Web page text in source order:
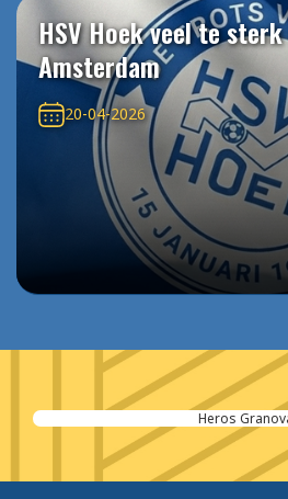
HSV Hoek veel te
Amsterdam
20-04-2026
Heros